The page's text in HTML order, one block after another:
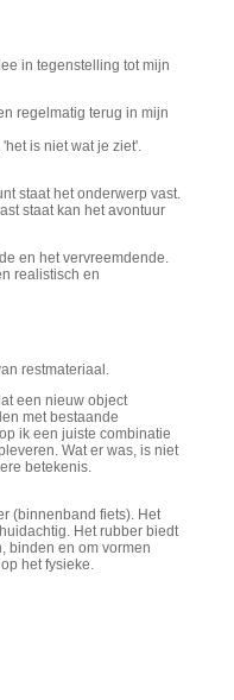
in tegenstelling tot mijn
regelmatig terug in mijn
is niet wat je ziet'.
staat het onderwerp vast.
staat kan het avontuur
en het vervreemdende.
realistisch en
restmateriaal.
een nieuw object
met bestaande
ik een juiste combinatie
Wat er was, is niet
betekenis.
(binnenband fiets). Het
Het rubber biedt
binden en om vormen
het fysieke.